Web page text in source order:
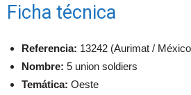
Ficha técnica
Referencia: 13242 (Aurimat /
Nombre: 5 union soldiers
Temática: Oeste